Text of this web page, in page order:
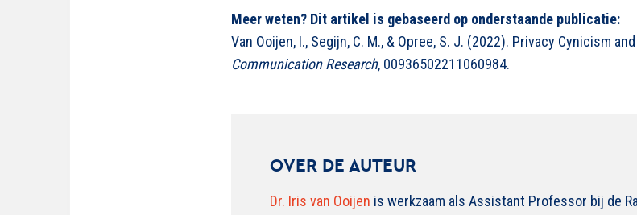
Meer weten? Dit artikel is gebaseerd op onderstaande publicatie:
Van Ooijen, I., Segijn, C. M., & Opree, S. J. (2022). Privacy Cynicism
Communication Research, 00936502211060984.
OVER DE AUTEUR
Dr. Iris van Ooijen is werkzaam als Assistant Professor bij de